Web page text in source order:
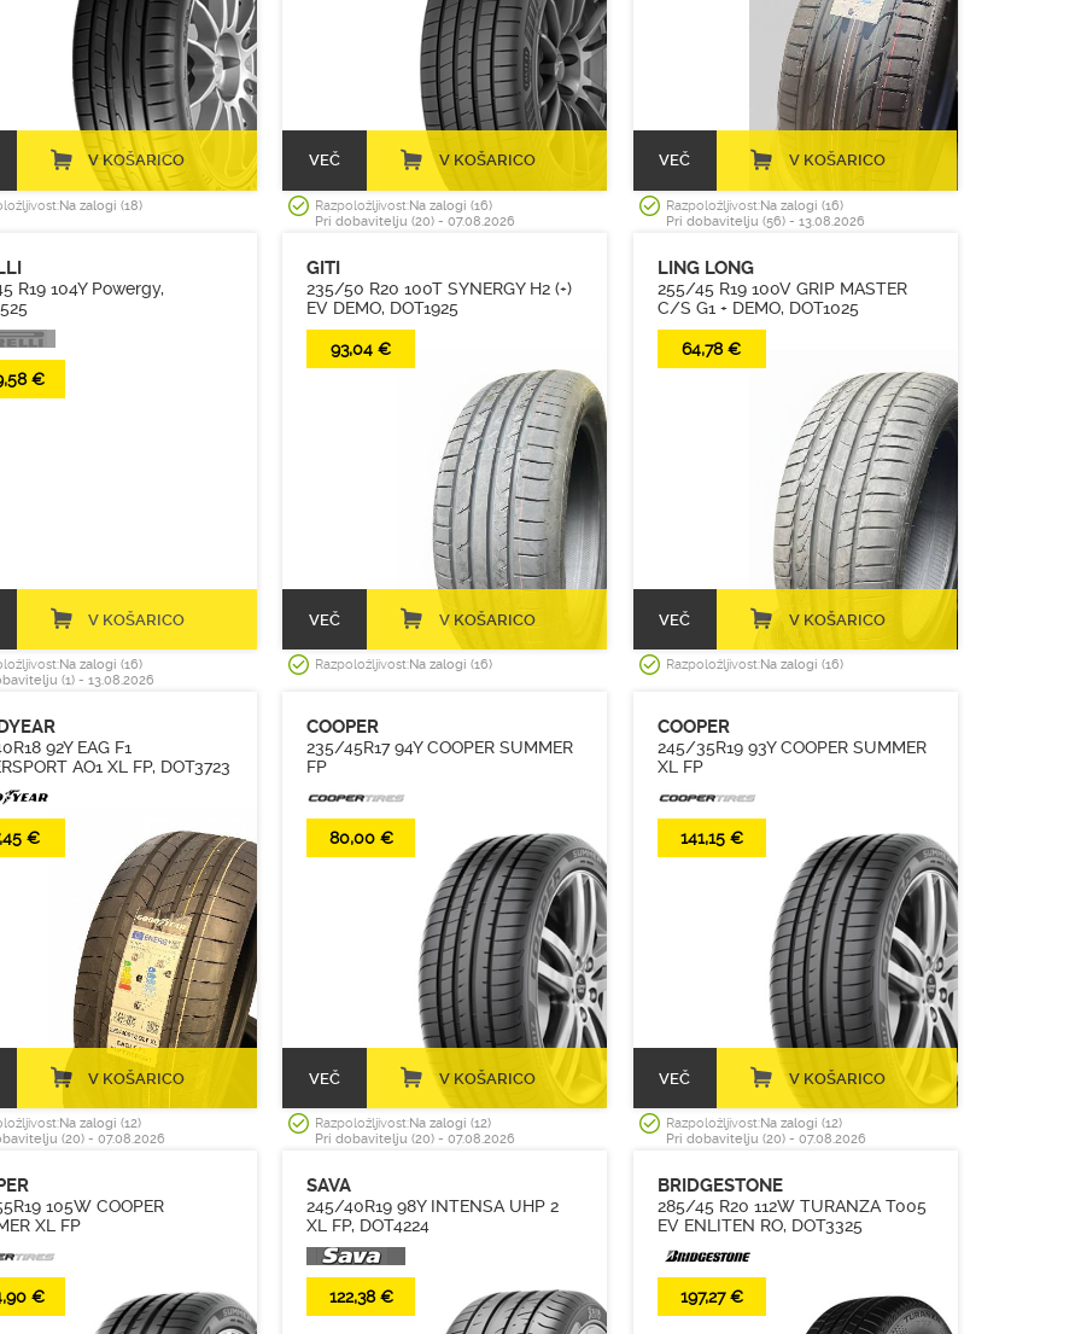
V KOŠARICO
Na zalogi (18)
VEČ V KOŠARICO
Razpoložljivost:Na zalogi (16)
Pri dobavitelju (20) - 07.08.2026
VEČ V KOŠARICO
Razpoložljivost:Na zalogi (16)
Pri dobavitelju (56) - 13.08.2026
R19 104Y Powergy,
€
V KOŠARICO
Na zalogi (16)
(1) - 13.08.2026
GITI
235/50 R20 100T SYNERGY H2 (+)
EV DEMO, DOT1925
93,04 €
VEČ V KOŠARICO
Razpoložljivost:Na zalogi (16)
LING LONG
255/45 R19 100V GRIP MASTER
C/S G1 + DEMO, DOT1025
64,78 €
VEČ V KOŠARICO
Razpoložljivost:Na zalogi (16)
92Y EAG F1
AO1 XL FP, DOT3723
€
V KOŠARICO
Na zalogi (12)
(20) - 07.08.2026
COOPER
235/45R17 94Y COOPER SUMMER
FP
80,00 €
VEČ V KOŠARICO
Razpoložljivost:Na zalogi (12)
Pri dobavitelju (20) - 07.08.2026
COOPER
245/35R19 93Y COOPER SUMMER
XL FP
141,15 €
VEČ V KOŠARICO
Razpoložljivost:Na zalogi (12)
Pri dobavitelju (20) - 07.08.2026
105W COOPER
XL FP
€
SAVA
245/40R19 98Y INTENSA UHP 2
XL FP, DOT4224
122,38 €
BRIDGESTONE
285/45 R20 112W TURANZA T005
EV ENLITEN RO, DOT3325
197,27 €